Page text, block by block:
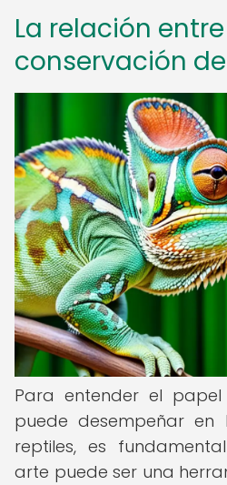
La relación
conservación
Para entender el
puede desempeñar en
reptiles, es
arte puede ser una